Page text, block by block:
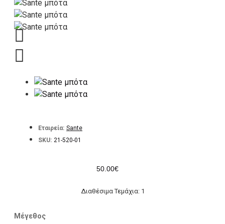
Εταιρεία: Sante
SKU: 21-520-01
50.00€
Διαθέσιμα Τεμάχια: 1
Μέγεθος